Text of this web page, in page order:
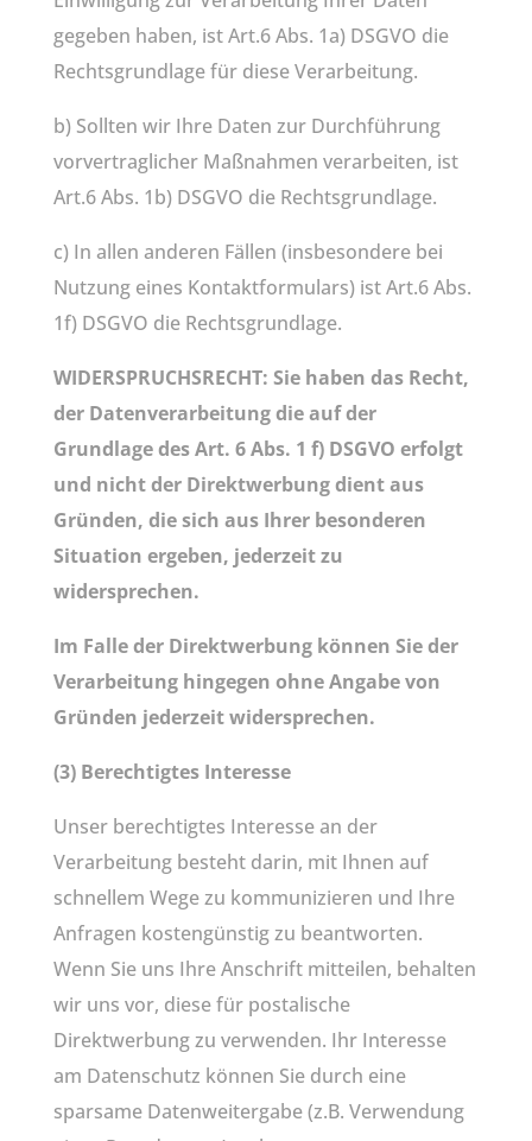
gegeben haben, ist Art.6 Abs. 1a) DSGVO die
Rechtsgrundlage für diese Verarbeitung.
b) Sollten wir Ihre Daten zur Durchführung
vorvertraglicher Maßnahmen verarbeiten, ist
Art.6 Abs. 1b) DSGVO die Rechtsgrundlage.
c) In allen anderen Fällen (insbesondere bei
Nutzung eines Kontaktformulars) ist Art.6 Abs.
1f) DSGVO die Rechtsgrundlage.
WIDERSPRUCHSRECHT: Sie haben das Recht,
der Datenverarbeitung die auf der
Grundlage des Art. 6 Abs. 1 f) DSGVO erfolgt
und nicht der Direktwerbung dient aus
Gründen, die sich aus Ihrer besonderen
Situation ergeben, jederzeit zu
widersprechen.
Im Falle der Direktwerbung können Sie der
Verarbeitung hingegen ohne Angabe von
Gründen jederzeit widersprechen.
(3) Berechtigtes Interesse
Unser berechtigtes Interesse an der
Verarbeitung besteht darin, mit Ihnen auf
schnellem Wege zu kommunizieren und Ihre
Anfragen kostengünstig zu beantworten.
Wenn Sie uns Ihre Anschrift mitteilen, behalten
wir uns vor, diese für postalische
Direktwerbung zu verwenden. Ihr Interesse
am Datenschutz können Sie durch eine
sparsame Datenweitergabe (z.B. Verwendung